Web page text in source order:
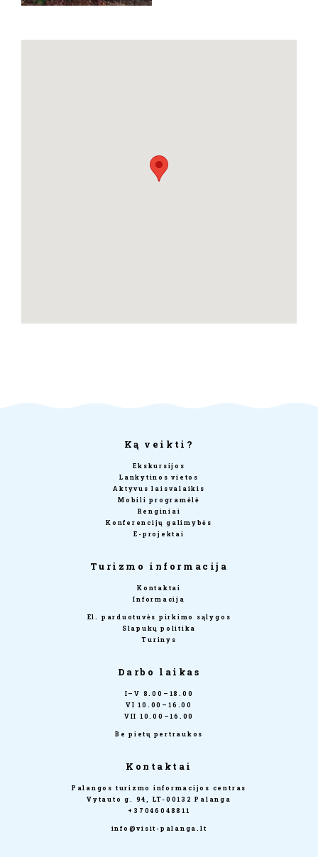
Ką veikti?
Ekskursijos
Lankytinos vietos
Aktyvus laisvalaikis
Mobili programėlė
Renginiai
Konferencijų galimybės
E-projektai
Turizmo informacija
Kontaktai
Informacija
El. parduotuvės pirkimo sąlygos
Slapukų politika
Turinys
Darbo laikas
I–V 8.00–18.00
VI 10.00–16.00
VII 10.00–16.00
Be pietų pertraukos
Kontaktai
Palangos turizmo informacijos centras
Vytauto g. 94, LT-00132 Palanga
+37046048811
info@visit-palanga.lt